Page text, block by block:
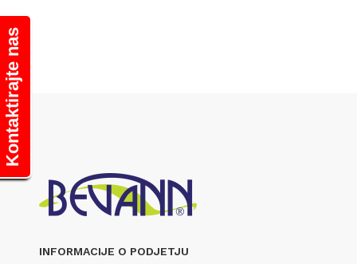
INFORMACIJE O PODJETJU
Kontaktirajte nas